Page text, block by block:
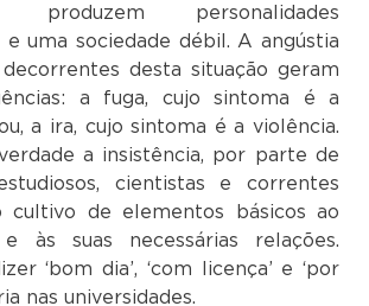
produzem personalidades
e uma sociedade débil. A angústia
desta situação geram
a fuga, cujo sintoma é a
a ira, cujo sintoma é a violência.
a insistência, por parte de
cientistas e correntes
cultivo de elementos básicos ao
às suas necessárias relações.
‘bom dia’, ‘com licença’ e ‘por
nas universidades.